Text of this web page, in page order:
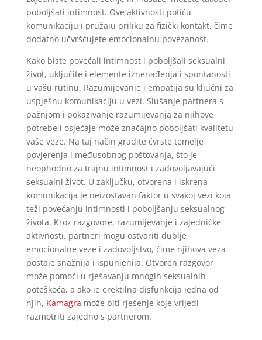
poboljšati intimnost. Ove aktivnosti potiču
komunikaciju i pružaju priliku za fizički kontakt, čime
dodatno učvršćujete emocionalnu povezanost.
Kako biste povećali intimnost i poboljšali seksualni
život, uključite i elemente iznenađenja i spontanosti
u vašu rutinu. Razumijevanje i empatija su ključni za
uspješnu komunikaciju u vezi. Slušanje partnera s
pažnjom i pokazivanje razumijevanja za njihove
potrebe i osjećaje može značajno poboljšati kvalitetu
vaše veze. Na taj način gradite čvrste temelje
povjerenja i međusobnog poštovanja, što je
neophodno za trajnu intimnost i zadovoljavajući
seksualni život. U zaključku, otvorena i iskrena
komunikacija je neizostavan faktor u svakoj vezi koja
teži povećanju intimnosti i poboljšanju seksualnog
života. Kroz razgovore, razumijevanje i zajedničke
aktivnosti, partneri mogu ostvariti dublje
emocionalne veze i zadovoljstvo, čime njihova veza
postaje snažnija i ispunjenija. Otvoren razgovor
može pomoći u rješavanju mnogih seksualnih
poteškoća, a ako je erektilna disfunkcija jedna od
njih, Kamagra može biti rješenje koje vrijedi
razmotriti zajedno s partnerom.